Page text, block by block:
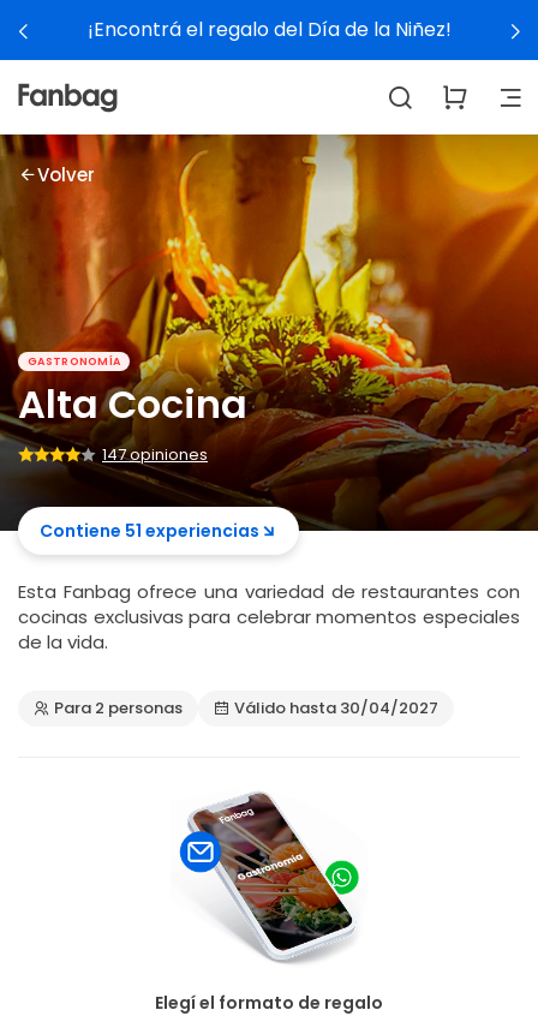
Ver experiencias
Volver
GASTRONOMÍA
Alta Cocina
147 opiniones
Contiene 51 experiencias
Esta Fanbag ofrece una variedad de restaurantes con
cocinas exclusivas para celebrar momentos especiales
de la vida.
Para 2 personas Válido hasta 30/04/2027
Elegí el formato de regalo